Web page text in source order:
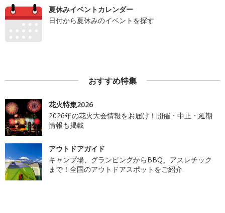
夏休みイベントカレンダー
日付から夏休みのイベントを探す
おすすめ特集
花火特集2026
2026年の花火大会情報をお届け！開催・中止・延期
情報も掲載
アウトドアガイド
キャンプ場、グランピングからBBQ、アスレチック
まで！全国のアウトドアスポットをご紹介